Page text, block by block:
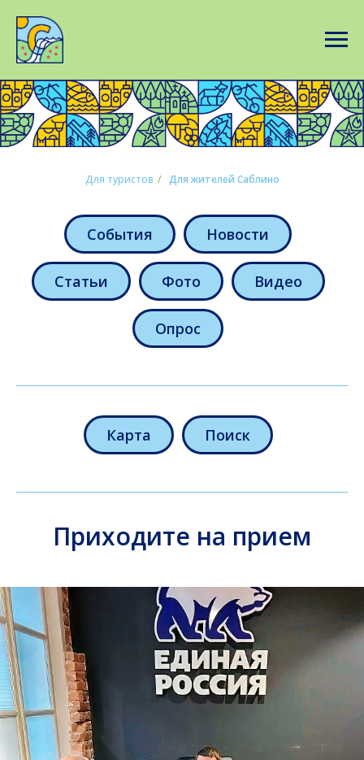
Для туристов / Для жителей Саблино
События Новости
Статьи Фото Видео
Опрос
Карта Поиск
Приходите на прием